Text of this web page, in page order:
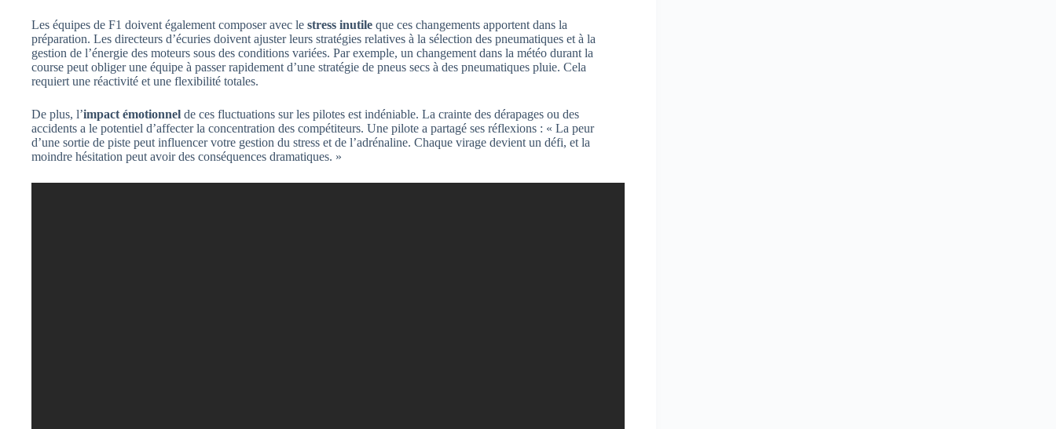
Les équipes de F1 doivent également composer avec le stress inutile que ces changements apportent dans la
préparation. Les directeurs d’écuries doivent ajuster leurs stratégies relatives à la sélection des pneumatiques et à la
gestion de l’énergie des moteurs sous des conditions variées. Par exemple, un changement dans la météo durant la
course peut obliger une équipe à passer rapidement d’une stratégie de pneus secs à des pneumatiques pluie. Cela
requiert une réactivité et une flexibilité totales.
De plus, l’impact émotionnel de ces fluctuations sur les pilotes est indéniable. La crainte des dérapages ou des
accidents a le potentiel d’affecter la concentration des compétiteurs. Une pilote a partagé ses réflexions : « La peur
d’une sortie de piste peut influencer votre gestion du stress et de l’adrénaline. Chaque virage devient un défi, et la
moindre hésitation peut avoir des conséquences dramatiques. »